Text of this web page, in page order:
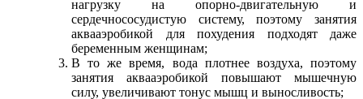
нагрузку на опорно-двигательную и
сердечнососудистую систему, поэтому занятия
аквааэробикой для похудения подходят даже
беременным женщинам;
В то же время, вода плотнее воздуха, поэтому
занятия аквааэробикой повышают мышечную
силу, увеличивают тонус мышц и выносливость;